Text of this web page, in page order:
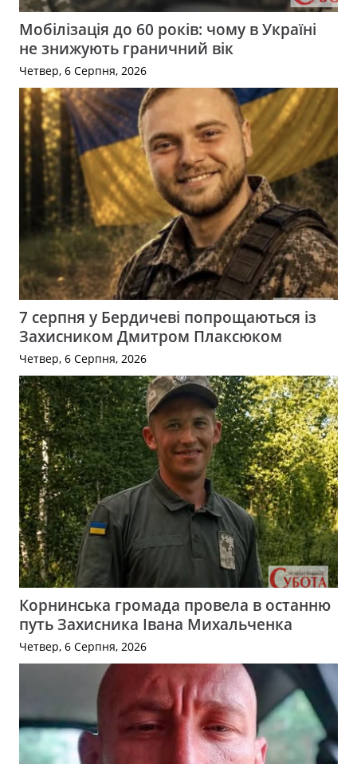
Мобілізація до 60 років: чому в Україні
не знижують граничний вік
Четвер, 6 Серпня, 2026
7 серпня у Бердичеві попрощаються із
Захисником Дмитром Плаксюком
Четвер, 6 Серпня, 2026
Корнинська громада провела в останню
путь Захисника Івана Михальченка
Четвер, 6 Серпня, 2026